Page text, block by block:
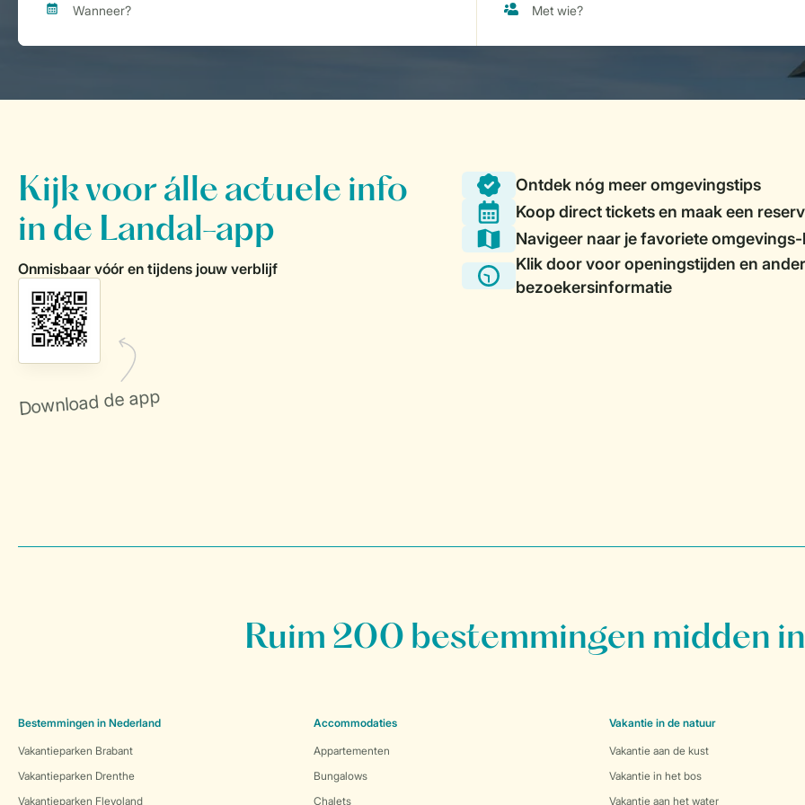
Ruim 200 bestemmingen midden
Bestemmingen in Nederland
Vakantieparken Brabant
Vakantieparken Drenthe
Vakantieparken Flevoland
Accommodaties
Appartementen
Bungalows
Chalets
Vakantie in de natuur
Vakantie aan de kust
Vakantie in het bos
Vakantie aan het water